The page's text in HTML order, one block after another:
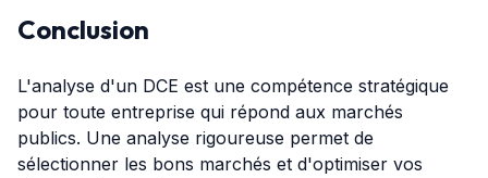
Conclusion
L'analyse d'un DCE est une compétence stratégique
pour toute entreprise qui répond aux marchés
publics. Une analyse rigoureuse permet de
sélectionner les bons marchés et d'optimiser vos